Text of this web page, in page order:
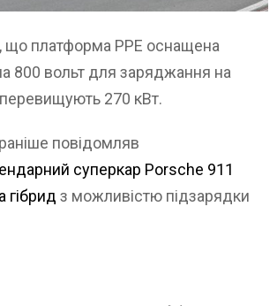
що платформа PPE оснащена
800 вольт для заряджання на
270 кВт.
повідомляв
суперкар Porsche 911
гібрид з можливістю підзарядки